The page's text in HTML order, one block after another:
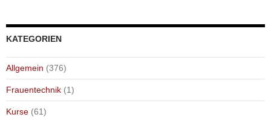
KATEGORIEN
Allgemein (376)
Frauentechnik (1)
Kurse (61)